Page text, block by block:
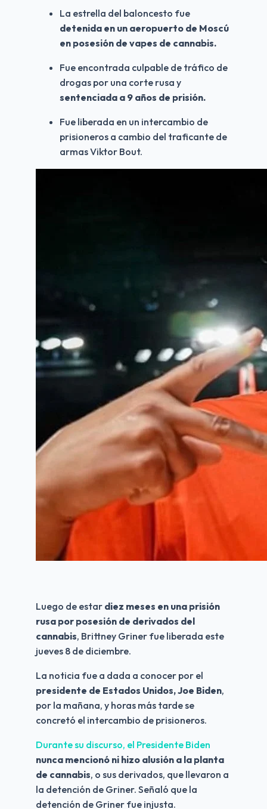
detenida en un aeropuerto de Moscú
en posesión de vapes de cannabis.
Fue encontrada culpable de tráfico de
sentenciada a 9 años de prisión.
Fue liberada en un intercambio de
prisioneros a cambio del traficante de
armas Viktor Bout.
Luego de estar diez meses en una prisión
rusa por posesión de derivados del
cannabis, Brittney Griner fue liberada este
jueves 8 de diciembre.
presidente de Estados Unidos, Joe Biden,
por la mañana, y horas más tarde se
concretó el intercambio de prisioneros.
nunca mencionó ni hizo alusión a la planta
de cannabis, o sus derivados, que llevaron a
la detención de Griner. Señaló que la
detención de Griner fue injusta.